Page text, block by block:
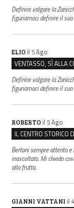
Definire volgare la
figuriamoci definire il suo
ELIO il 5 Ago
Definire volgare la
figuriamoci definire il suo
ROBERTO il 5 Ago
Bertoni sempre attento
inascoltato. Mi chiedo
alla frutta.
GIANNI VATTANI il